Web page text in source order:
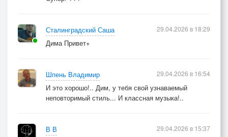
Сталинградский Саша
Дима Привет+
29.04.2026 в 18:29
Шпень Владимир
И это хорошо!.. Дим, у тебя свой узнаваемый
неповторимый стиль... И классная музыка!..
29.04.2026 в 16:54
В В
29.04.2026 в 15:37